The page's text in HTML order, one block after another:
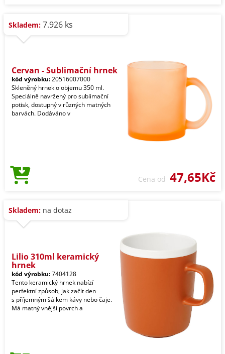
Skladem: 7.926 ks
Cervan - Sublimační hrnek
kód výrobku:20516007000
Skleněný hrnek o objemu 350 ml.
Speciálně navržený pro sublimační
potisk, dostupný v různých matných
barvách. Dodáváno v
Cena od 47,65Kč
Skladem: na dotaz
Lilio 310ml keramický
hrnek
kód výrobku:7404128
Tento keramický hrnek nabízí
perfektní způsob, jak začít den
s příjemným šálkem kávy nebo čaje.
Má matný vnější povrch a